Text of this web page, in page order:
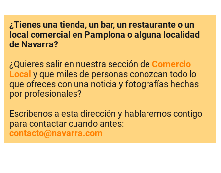
¿Tienes una tienda, un bar, un restaurante o un
local comercial en Pamplona o alguna localidad
de Navarra?
¿Quieres salir en nuestra sección de Comercio
Local y que miles de personas conozcan todo lo
que ofreces con una noticia y fotografías hechas
por profesionales?
Escríbenos a esta dirección y hablaremos contigo
para contactar cuando antes:
contacto@navarra.com